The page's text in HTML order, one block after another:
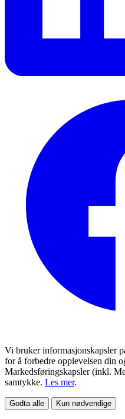
Vi bruker informasjonskapsler
for å forbedre opplevelsen din
Markedsføringskapsler (inkl.
samtykke. Les mer.
Godta alle Kun nødvendige